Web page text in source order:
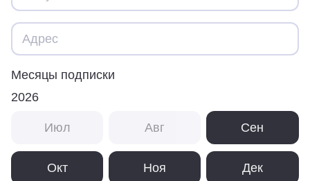
Месяцы подписки
2026
Июл Авг Сен
Окт Ноя Дек